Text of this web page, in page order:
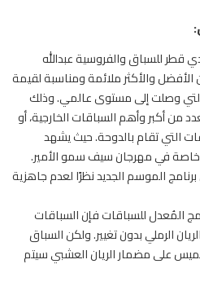
قطر للسباق والفروسية عبدالله
الأفضل والأكثر ملائمة ومناسبة لقيمة
وصلت إلى مستوى عالمي. وذلك
من أكبر وأهم السباقات الخارجية، أو
التي تقام بالدوحة. حيث يشهد
في مهرجان سيف سمو الأمير.
الموسم الجديد نظرًا لعدم جاهزية
المُعدل للسباقات فإن السباقات
الرملي بدون تغيير. ولكنالسباق
على مضمار الريان العشبي سيتم